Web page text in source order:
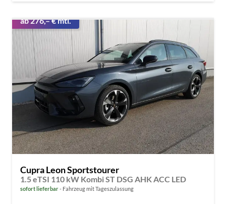
ab 276,– € mtl.
Cupra Leon Sportstourer
1.5 eTSI 110 kW Kombi ST DSG AHK ACC LED
sofort lieferbar Fahrzeug mit Tageszulassung